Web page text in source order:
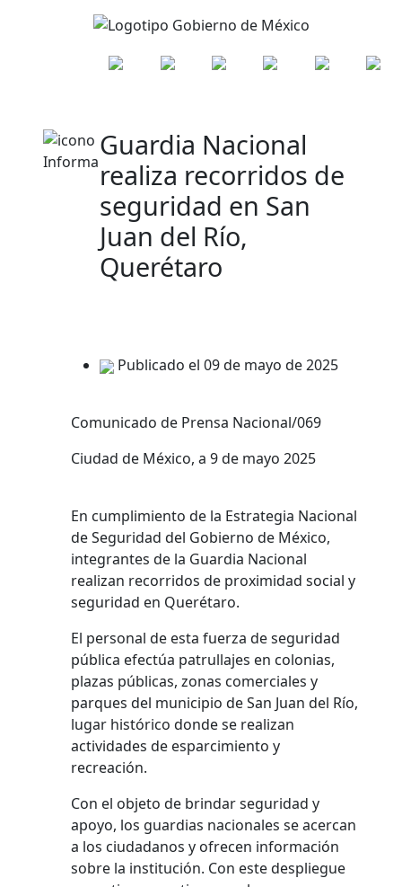
Guardia Nacional
realiza recorridos de
seguridad en San
Juan del Río,
Querétaro
Publicado el 09 de mayo de 2025
Comunicado de Prensa Nacional/069
Ciudad de México, a 9 de mayo 2025
En cumplimiento de la Estrategia Nacional
de Seguridad del Gobierno de México,
integrantes de la Guardia Nacional
realizan recorridos de proximidad social y
seguridad en Querétaro.
El personal de esta fuerza de seguridad
pública efectúa patrullajes en colonias,
plazas públicas, zonas comerciales y
parques del municipio de San Juan del Río,
lugar histórico donde se realizan
actividades de esparcimiento y
recreación.
Con el objeto de brindar seguridad y
apoyo, los guardias nacionales se acercan
a los ciudadanos y ofrecen información
sobre la institución. Con este despliegue